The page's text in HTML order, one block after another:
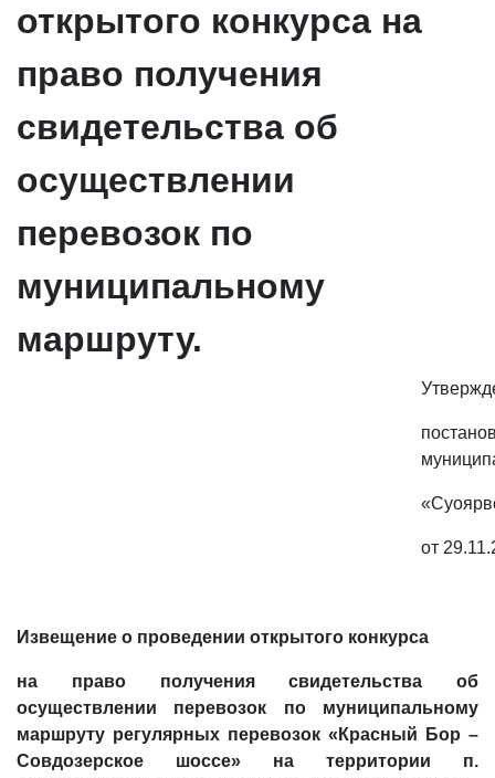
открытого конкурса на
право получения
свидетельства об
осуществлении
перевозок по
муниципальному
маршруту.
от
Извещение о проведении открытого конкурса
на право получения свидетельства об
осуществлении перевозок по муниципальному
маршруту регулярных перевозок «Красный Бор –
Совдозерское шоссе» на территории п.